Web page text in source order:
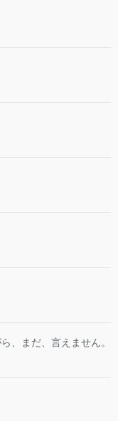
、まだ、言えません。